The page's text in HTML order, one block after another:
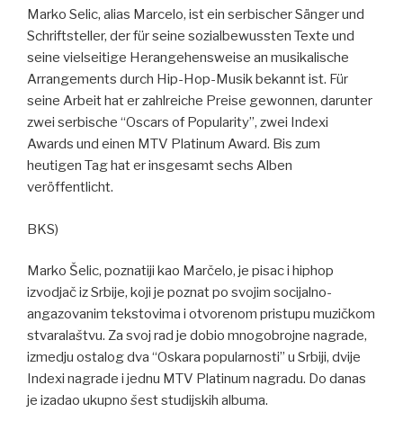
Marko Selic, alias Marcelo, ist ein serbischer Sänger und
Schriftsteller, der für seine sozialbewussten Texte und
seine vielseitige Herangehensweise an musikalische
Arrangements durch Hip-Hop-Musik bekannt ist. Für
seine Arbeit hat er zahlreiche Preise gewonnen, darunter
zwei serbische “Oscars of Popularity”, zwei Indexi
Awards und einen MTV Platinum Award. Bis zum
heutigen Tag hat er insgesamt sechs Alben
veröffentlicht.
BKS)
Marko Šelic, poznatiji kao Marčelo, je pisac i hiphop
izvodjač iz Srbije, koji je poznat po svojim socijalno-
angazovanim tekstovima i otvorenom pristupu muzičkom
stvaralaštvu. Za svoj rad je dobio mnogobrojne nagrade,
izmedju ostalog dva “Oskara popularnosti” u Srbiji, dvije
Indexi nagrade i jednu MTV Platinum nagradu. Do danas
je izadao ukupno šest studijskih albuma.